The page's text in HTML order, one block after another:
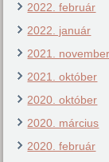
2022. február
2022. január
2021. november
2021. október
2020. október
2020. március
2020. február